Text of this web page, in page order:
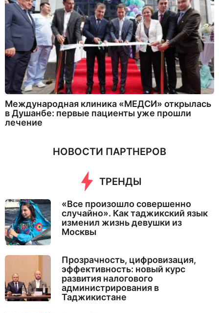
Международная клиника «МЕДСИ» открылась
в Душанбе: первые пациенты уже прошли
лечение
НОВОСТИ ПАРТНЕРОВ
ТРЕНДЫ
«Все произошло совершенно
случайно». Как таджикский язык
изменил жизнь девушки из
Москвы
Прозрачность, цифровизация,
эффективность: новый курс
развития налогового
администрирования в
Таджикистане